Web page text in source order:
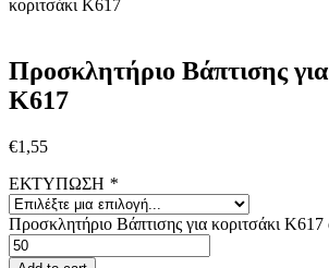
κοριτσάκι Κ617
Προσκλητήριο Βάπτισης για
Κ617
€1,55
ΕΚΤΥΠΩΣΗ *
Προσκλητήριο Βάπτισης για κοριτσάκι